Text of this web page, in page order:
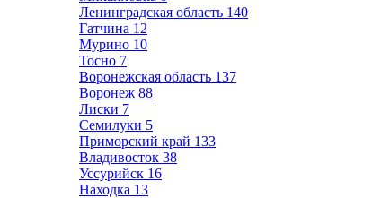
Ленинградская область 140
Гатчина 12
Мурино 10
Тосно 7
Воронежская область 137
Воронеж 88
Лиски 7
Семилуки 5
Приморский край 133
Владивосток 38
Уссурийск 16
Находка 13